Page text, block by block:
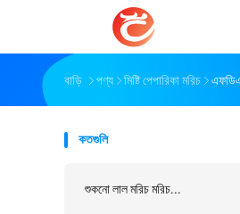
বাড়ি পণ্য মিষ্টি পেপারিকা মরিচ এফডিএ
কতগুলি
শুকনো লাল মরিচ মরিচ...